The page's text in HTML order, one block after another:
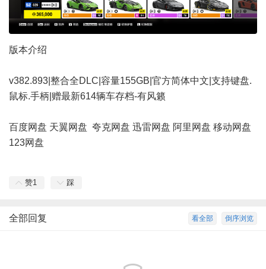
版本介绍
v382.893|整合全DLC|容量155GB|官方简体中文|支持键盘.
鼠标.手柄|赠最新614辆车存档-有风籁
百度网盘 天翼网盘 夸克网盘 迅雷网盘 阿里网盘 移动网盘
123网盘
赞1 踩
倒序浏览
看全部
全部回复